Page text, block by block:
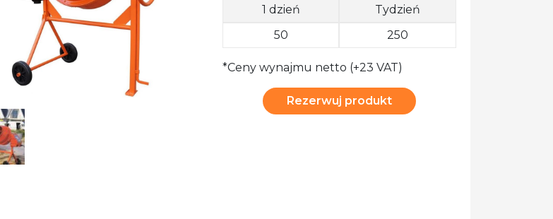
1 dzień
Tydzień
50
250
*Ceny wynajmu netto (+23 VAT)
Rezerwuj produkt